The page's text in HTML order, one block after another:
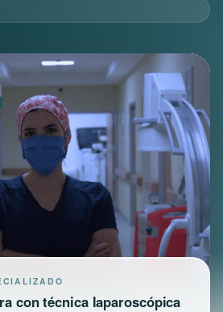
con técnica laparoscópica